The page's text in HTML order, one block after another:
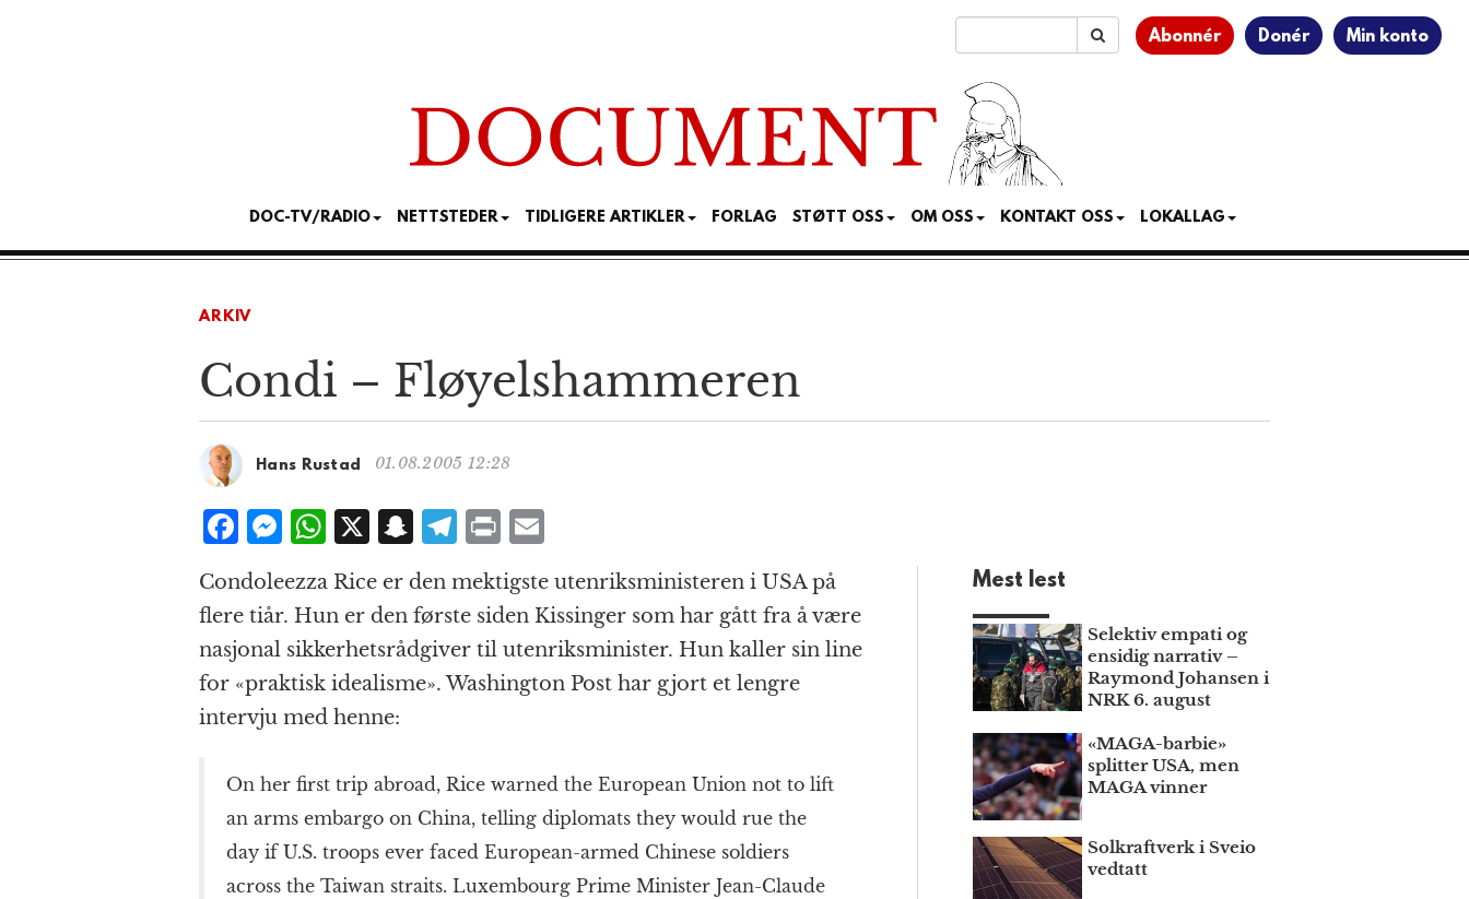
Abonnér Donér Min konto
DOC-TV/RADIO NETTSTEDER TIDLIGERE ARTIKLER FORLAG STØTT OSS OM OSS KONTAKT OSS LOKALLAG
ARKIV
Condi – Fløyelshammeren
Hans Rustad 01.08.2005 12:28
F
a
c
e
b
o
o
k
M
ss
e
n
g
e
r
W
h
at
s
A
p
p
X S
n
a
p
c
h
T
el
e
g
r
a
P
ri
n
t
ai
l
Condoleezza Rice er den mektigste utenriksministeren i USA på
flere tiår. Hun er den første siden Kissinger som har gått fra å være
nasjonal sikkerhetsrådgiver til utenriksminister. Hun kaller sin line
for «praktisk idealisme». Washington Post har gjort et lengre
intervju med henne:
On her first trip abroad, Rice warned the European Union not to lift
an arms embargo on China, telling diplomats they would rue the
day if U.S. troops ever faced European-armed Chinese soldiers
across the Taiwan straits. Luxembourg Prime Minister Jean-Claude
Mest lest
Selektiv empati og
ensidig narrativ –
Raymond Johansen i
NRK 6. august
«MAGA-barbie»
splitter USA, men
MAGA vinner
Solkraftverk i Sveio
vedtatt